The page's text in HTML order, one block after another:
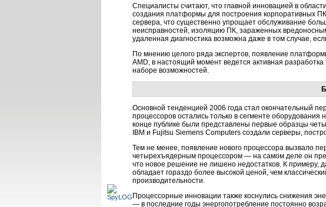
Специалисты считают, что главной инновацией в
создания платформы для построения корпоративных
сервера, что существенно упрощает обслуживание
неисправностей, изоляцию ПК, зараженных
удаленная диагностика возможна даже в том случае,
По мнению целого ряда экспертов, появление
AMD, в настоящий момент ведется активная
наборе возможностей.
Основной тенденцией 2006 года стал окончательный
процессоров остались только в сегменте
конце публике были представлены первые образцы
IBM и Fujitsu Siemens Computers создали серверы,
Тем не менее, появление нового процессора вызвало
четырехъядерным процессором — на самом деле он
что новое решение не лишено недостатков. К примеру,
обладает гораздо более высокой ценой, чем
производительности.
Процессорные инновации также коснулись снижения
— в последние годы энергопотребление постоянно